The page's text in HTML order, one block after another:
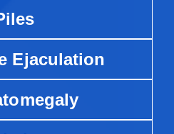
Ejaculation